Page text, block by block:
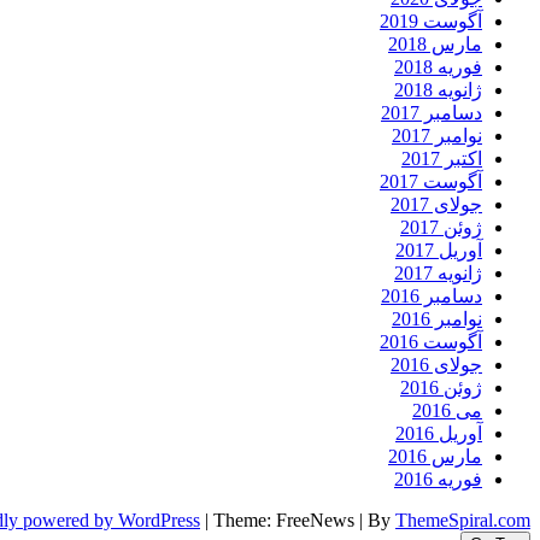
آگوست 2019
مارس 2018
فوریه 2018
ژانویه 2018
دسامبر 2017
نوامبر 2017
اکتبر 2017
آگوست 2017
جولای 2017
ژوئن 2017
آوریل 2017
ژانویه 2017
دسامبر 2016
نوامبر 2016
آگوست 2016
جولای 2016
ژوئن 2016
می 2016
آوریل 2016
مارس 2016
فوریه 2016
powered by WordPress | Theme: FreeNews | By ThemeSpiral.com